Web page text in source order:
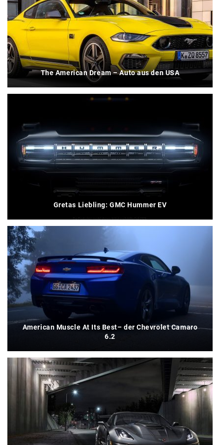
The American Dream – Auto aus den USA
Gretas Liebling: GMC Hummer EV
American Muscle At Its Best– der Chevrolet Camaro
6.2